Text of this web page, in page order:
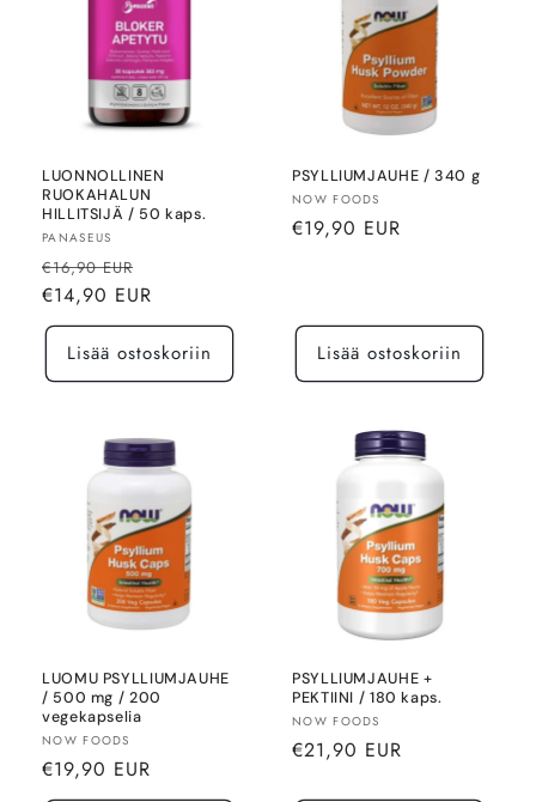
LUONNOLLINEN
RUOKAHALUN
HILLITSIJÄ / 50 kaps.
Myyjä:
PANASEUS
Normaalihinta
€16,90 EUR
€14,90 EUR
Lisää ostoskoriin
PSYLLIUMJAUHE / 340 g
Myyjä:
NOW FOODS
Normaalihinta
€19,90 EUR
Lisää ostoskoriin
LUOMU PSYLLIUMJAUHE
/ 500 mg / 200
vegekapselia
Myyjä:
NOW FOODS
Normaalihinta
€19,90 EUR
PSYLLIUMJAUHE +
PEKTIINI / 180 kaps.
Myyjä:
NOW FOODS
Normaalihinta
€21,90 EUR